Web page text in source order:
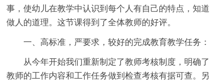
事，使幼儿在教学中认识到每个人有自己的特点，知道
做人的道理。这节课得到了全体教师的好评。
一、高标准，严要求，较好的完成教育教学任务：
从今年开始我们重新制定了教师考核制度，明确了
教师的工作内容和工作任务做到检查考核有据可查。另